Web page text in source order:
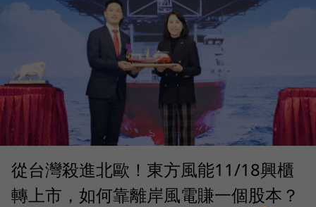
從台灣殺進北歐！東方風能11/18興櫃
轉上市，如何靠離岸風電賺一個股本？